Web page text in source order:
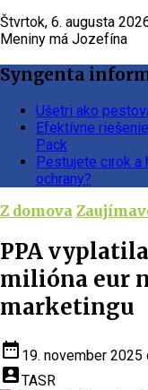
Štvrtok, 6. augusta
Meniny má Jozefína
Syngenta
Ušetri ako
Efektívne
Pack
Pestujete cirok a
ochrany?
Z domova
PPA
milióna eur
marketingu
date_range 19. november 2025
account_boxTASR